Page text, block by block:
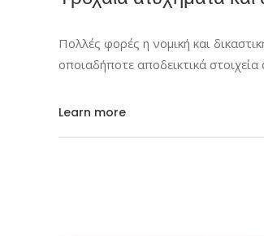
Πολλές φορές η νομική και
οποιαδήποτε αποδεικτικά
Learn more